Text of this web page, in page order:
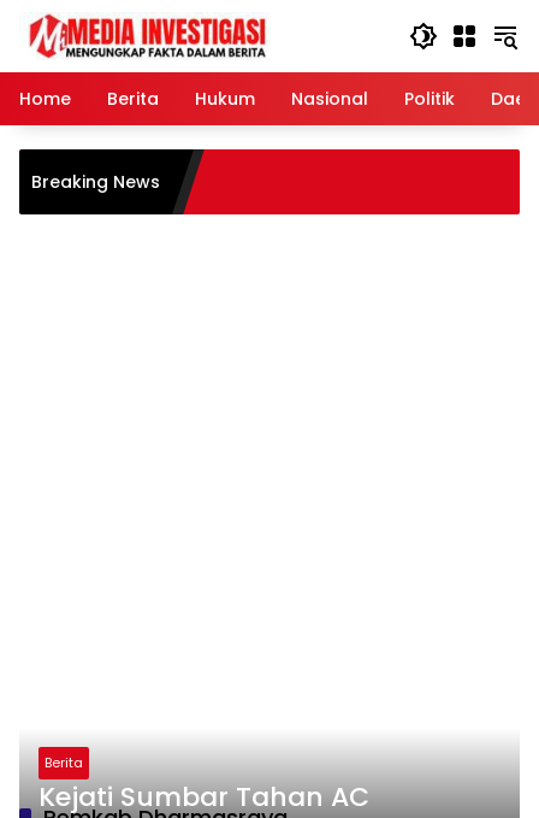
Langsung
konten
Home
Berita Hukum Nasional Politik
Breaking News
Berita
Kejati Sumbar Tahan AC